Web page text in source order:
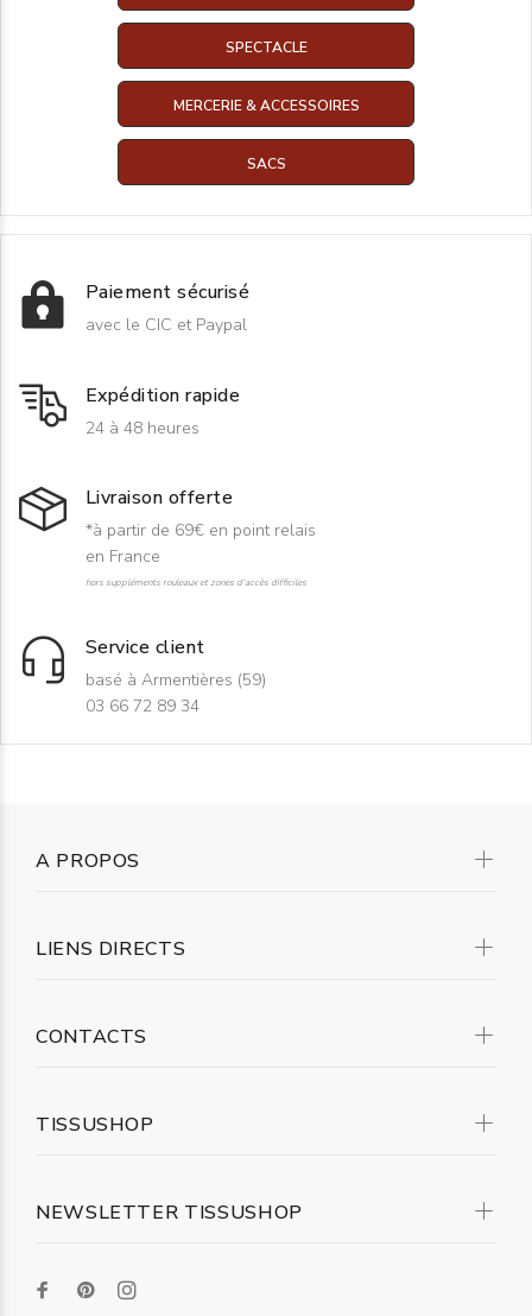
SPECTACLE
MERCERIE & ACCESSOIRES
SACS
Paiement sécurisé
avec le CIC et Paypal
Expédition rapide
24 à 48 heures
Livraison offerte
*à partir de 69€ en point relais
en France
hors suppléments rouleaux et zones d'accès difficiles
Service client
basé à Armentières (59)
03 66 72 89 34
NEWSLETTER TISSUSHOP
A PROPOS
LIENS DIRECTS
CONTACTS
TISSUSHOP